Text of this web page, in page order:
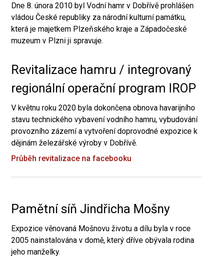
Dne 8. února 2010 byl Vodní hamr v Dobřívě prohlášen
vládou České republiky za národní kulturní památku,
která je majetkem Plzeňského kraje a Západočeské
muzeum v Plzni ji spravuje.
Revitalizace hamru / integrovaný
regionální operační program IROP
V květnu roku 2020 byla dokončena obnova havarijního
stavu technického vybavení vodního hamru, vybudování
provozního zázemí a vytvoření doprovodné expozice k
dějinám železářské výroby v Dobřívě.
Průběh revitalizace na facebooku
Pamětní síň Jindřicha Mošny
Expozice věnovaná Mošnovu životu a dílu byla v roce
2005 nainstalována v domě, který dříve obývala rodina
jeho manželky.